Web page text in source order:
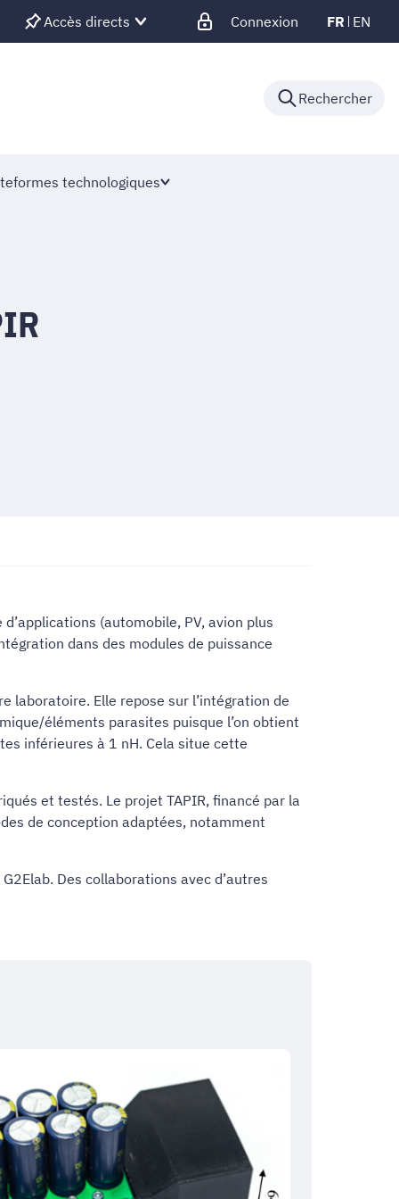
Accès directs Connexion FR EN
Rechercher
technologiques
(automobile, PV, avion plus
dans des modules de puissance
laboratoire. Elle repose sur l’intégration de
éléments parasites puisque l’on obtient
inférieures à 1 nH. Cela situe cette
et testés. Le projet TAPIR, financé par la
de conception adaptées, notamment
Des collaborations avec d’autres